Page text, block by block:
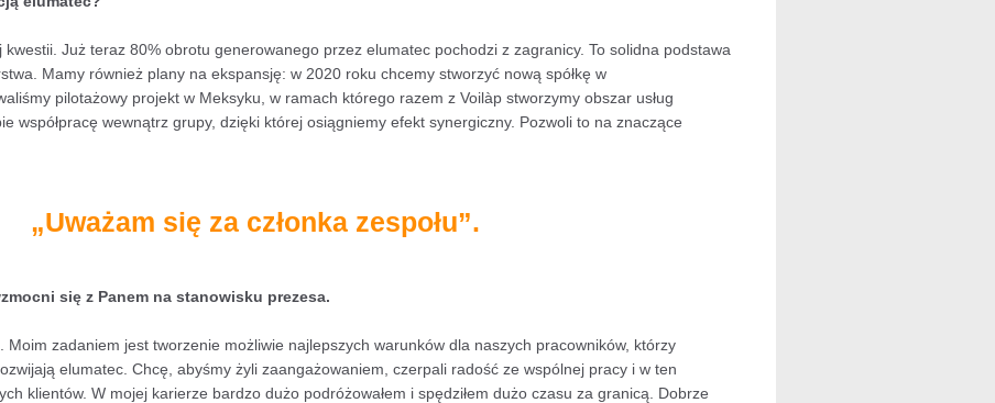
Już teraz 80% obrotu generowanego przez elumatec pochodzi z zagranicy. To solidna podstawa
Mamy również plany na ekspansję: w 2020 roku chcemy stworzyć nową spółkę w
pilotażowy projekt w Meksyku, w ramach którego razem z Voilàp stworzymy obszar usług
współpracę wewnątrz grupy, dzięki której osiągniemy efekt synergiczny. Pozwoli to na znaczące
„Uważam się za członka zespołu”.
się z Panem na stanowisku prezesa.
Moim zadaniem jest tworzenie możliwie najlepszych warunków dla naszych pracowników, którzy
elumatec. Chcę, abyśmy żyli zaangażowaniem, czerpali radość ze wspólnej pracy i w ten
klientów. W mojej karierze bardzo dużo podróżowałem i spędziłem dużo czasu za granicą. Dobrze